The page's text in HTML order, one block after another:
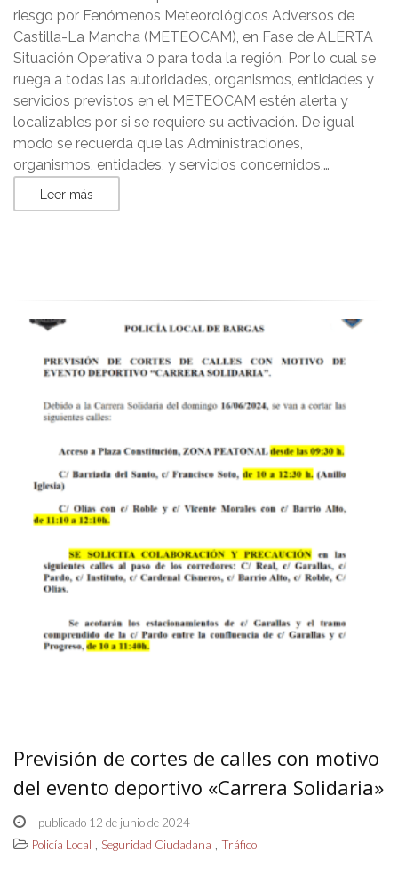
riesgo por Fenómenos Meteorológicos Adversos de
Castilla-La Mancha (METEOCAM), en Fase de ALERTA
Situación Operativa 0 para toda la región. Por lo cual se
ruega a todas las autoridades, organismos, entidades y
servicios previstos en el METEOCAM estén alerta y
localizables por si se requiere su activación. De igual
modo se recuerda que las Administraciones,
organismos, entidades, y servicios concernidos,…
Leer más
Previsión de cortes de calles con motivo
del evento deportivo «Carrera Solidaria»
publicado 12 de junio de 2024
Policía Local , Seguridad Ciudadana , Tráfico